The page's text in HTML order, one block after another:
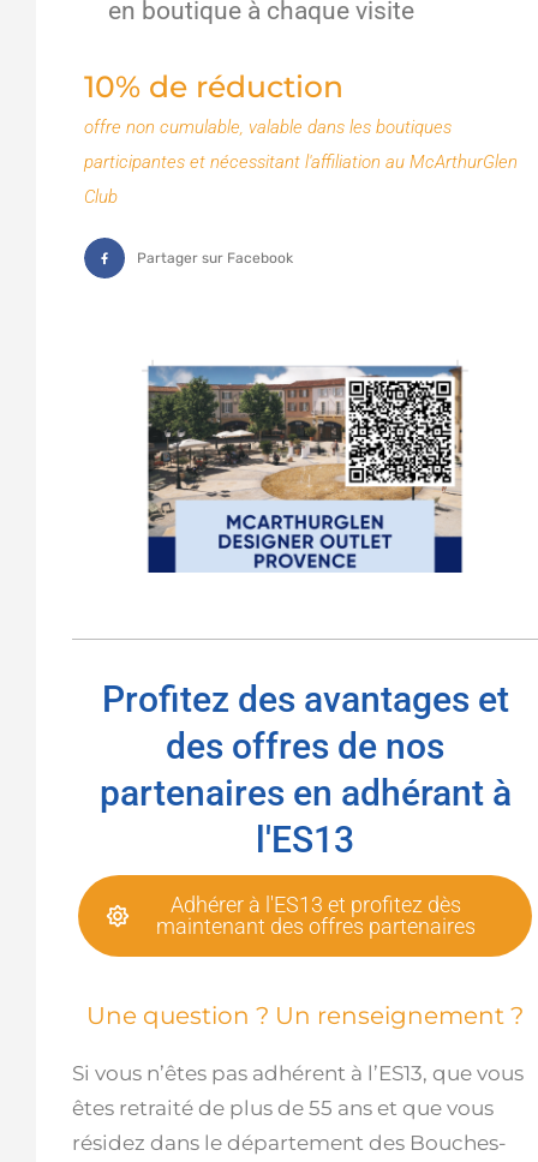
en boutique à chaque visite
10% de réduction
offre non cumulable, valable dans les boutiques
participantes et nécessitant l'affiliation au McArthurGlen
Club
Partager sur Facebook
Profitez des avantages et
des offres de nos
partenaires en adhérant à
l'ES13
Adhérer à l'ES13 et profitez dès
maintenant des offres partenaires
Une question ? Un renseignement ?
Si vous n’êtes pas adhérent à l’ES13, que vous
êtes retraité de plus de 55 ans et que vous
résidez dans le département des Bouches-